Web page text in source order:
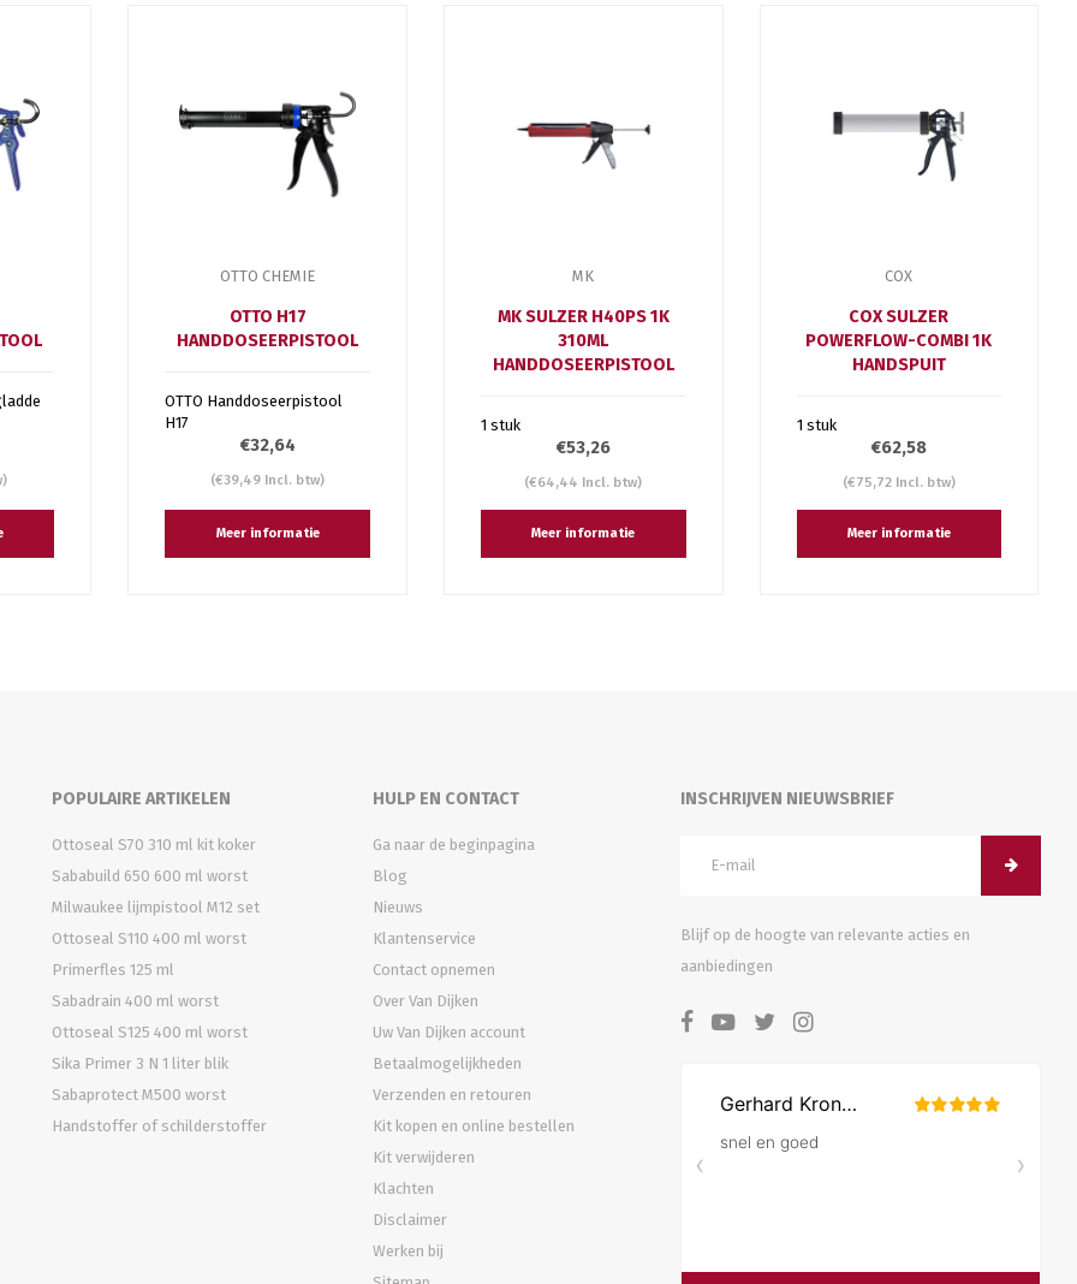
OTTO CHEMIE
OTTO H17
HANDDOSEERPISTOOL
OTTO Handdoseerpistool
H17
€32,64
(€39,49 Incl. btw)
Meer informatie
MK
MK SULZER H40PS 1K
310ML
HANDDOSEERPISTOOL
1 stuk
€53,26
(€64,44 Incl. btw)
Meer informatie
COX
COX SULZER
POWERFLOW-COMBI 1K
HANDSPUIT
1 stuk
€62,58
(€75,72 Incl. btw)
Meer informatie
POPULAIRE ARTIKELEN
Ottoseal S70 310 ml kit koker
Sababuild 650 600 ml worst
Milwaukee lijmpistool M12 set
Ottoseal S110 400 ml worst
Primerfles 125 ml
Sabadrain 400 ml worst
Ottoseal S125 400 ml worst
Sika Primer 3 N 1 liter blik
Sabaprotect M500 worst
Handstoffer of schilderstoffer
HULP EN CONTACT
Ga naar de beginpagina
Blog
Nieuws
Klantenservice
Contact opnemen
Over Van Dijken
Uw Van Dijken account
Betaalmogelijkheden
Verzenden en retouren
Kit kopen en online bestellen
Kit verwijderen
Klachten
Disclaimer
Werken bij
INSCHRIJVEN NIEUWSBRIEF
Blijf op de hoogte van relevante acties en
aanbiedingen